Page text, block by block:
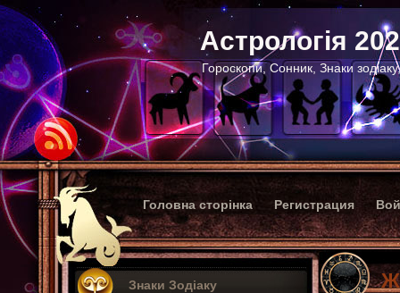
Астрологія
Гороскопи, Сонник, Знаки
Головна сторінка Регистрация
Знаки Зодіаку